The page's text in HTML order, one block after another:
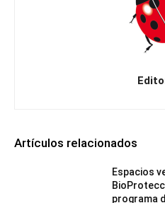
Artículos relacionados
Espacios
programa